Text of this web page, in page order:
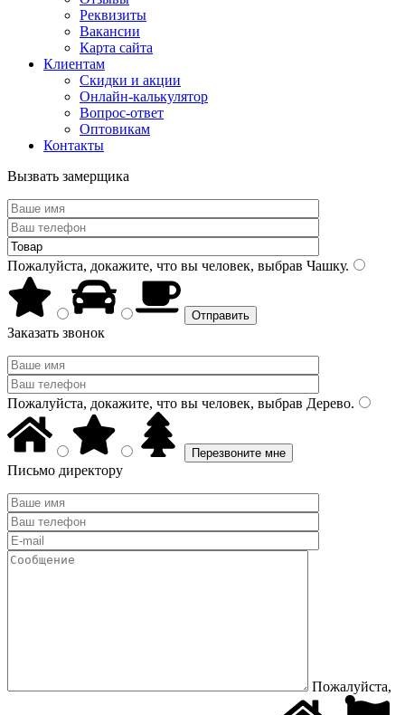
Реквизиты
Вакансии
Карта сайта
Клиентам
Скидки и акции
Онлайн-калькулятор
Вопрос-ответ
Оптовикам
Контакты
Вызвать замерщика
Пожалуйста, докажите, что вы человек, выбрав Чашку.
Заказать звонок
Пожалуйста, докажите, что вы человек, выбрав Дерево.
Письмо директору
Пожалуйста,